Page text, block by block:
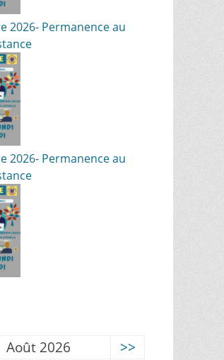
2026- Permanence au
2026- Permanence au
Août 2026 >>